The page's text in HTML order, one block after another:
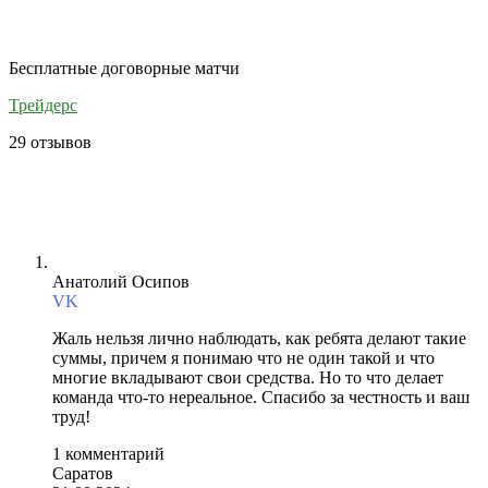
Бесплатные договорные матчи
Трейдерс
29 отзывов
Анатолий Осипов
VK
Жаль нельзя лично наблюдать, как ребята делают такие
суммы, причем я понимаю что не один такой и что
многие вкладывают свои средства. Но то что делает
команда что-то нереальное. Спасибо за честность и ваш
труд!
1 комментарий
Саратов